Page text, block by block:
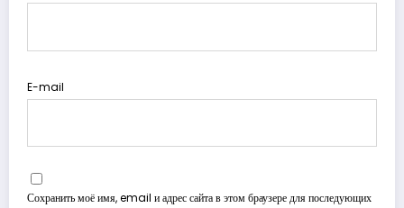
E-mail
Сохранить моё имя, email и адрес сайта в этом браузере для последующих